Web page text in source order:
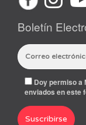
Boletín
Doy permiso a
enviados en este